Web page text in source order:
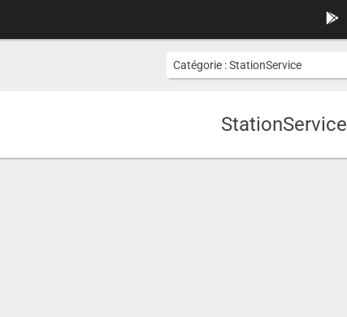
Catégorie :StationService
StationService